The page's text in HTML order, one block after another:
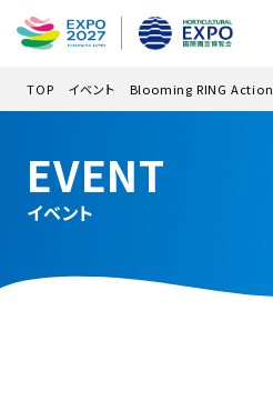
メインコンテンツにスキップ
TOP イベント Blooming RING Action
EVENT
イベント